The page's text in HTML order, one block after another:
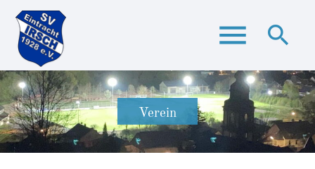
menu search
Suchbegriffe SUCHEN
Verein